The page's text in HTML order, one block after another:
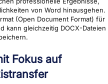
von Word hinausgehen.
(Open Document Format) für
kann gleichzeitig DOCX-Dateien
Fokus auf